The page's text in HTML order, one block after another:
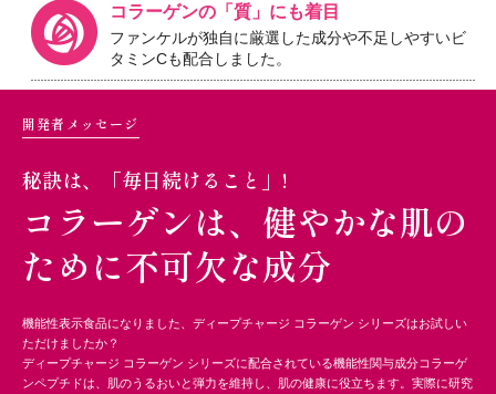
コラーゲンの「質」にも着目
ファンケルが独自に厳選した成分や不足しやすいビ
タミンCも配合しました。
開発者メッセージ
秘訣は、「毎日続けること」!
コラーゲンは、 健やかな肌の
ために不可欠な成分
機能性表示食品になりました、ディープチャージ コラーゲン シリーズはお試しい
ただけましたか？
ディープチャージ コラーゲン シリーズに配合されている機能性関与成分コラーゲ
ンペプチドは、肌のうるおいと弾力を維持し、肌の健康に役立ちます。実際に研究